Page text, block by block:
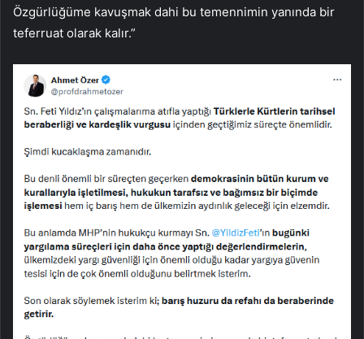
Özgürlüğüme kavuşmak dahi bu temennimin yanında bir
teferruat olarak kalır.”